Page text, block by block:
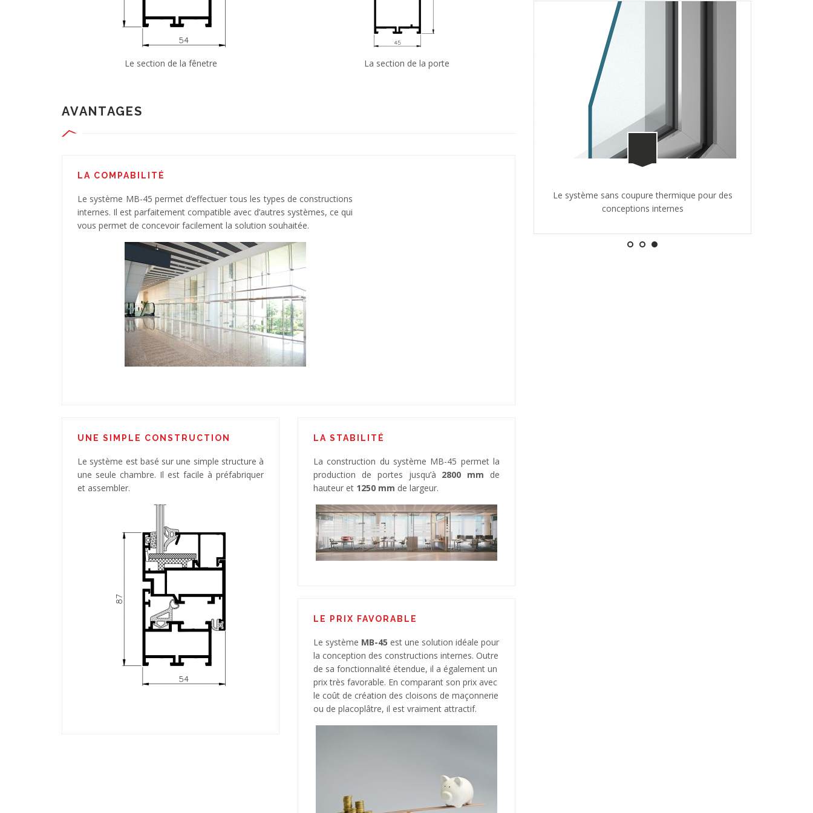
Le section de la fênetre La section de la porte
AVANTAGES
LA COMPABILITÉ
Le système MB-45 permet d’effectuer tous les types de constructions
internes. Il est parfaitement compatible avec d’autres systèmes, ce qui
vous permet de concevoir facilement la solution souhaitée.
UNE SIMPLE CONSTRUCTION
Le système est basé sur une simple structure à
une seule chambre. Il est facile à préfabriquer
et assembler.
LA STABILITÉ
La construction du système MB-45 permet la
production de portes jusqu’à 2800 mm de
hauteur et 1250 mm de largeur.
LE PRIX FAVORABLE
Le système MB-45 est une solution idéale pour
la conception des constructions internes. Outre
de sa fonctionnalité étendue, il a également un
prix très favorable. En comparant son prix avec
le coût de création des cloisons de maçonnerie
ou de placoplâtre, il est vraiment attractif.
Le système sans coupure thermique pour des
Le système sans coupure thermique pour des
conceptions internes